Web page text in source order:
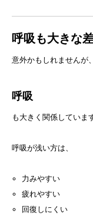
呼吸も大きな
意外かもしれませんが、
呼吸
も大きく関係していま
呼吸が浅い方は、
力みやすい
疲れやすい
回復しにくい